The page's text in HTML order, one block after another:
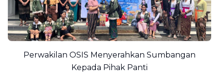
Perwakilan OSIS Menyerahkan Sumbangan
Kepada Pihak Panti